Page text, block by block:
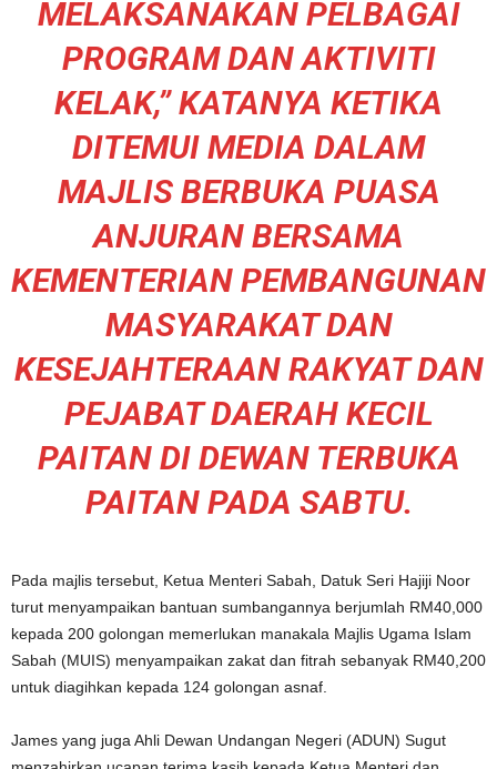
MELAKSANAKAN PELBAGAI
PROGRAM DAN AKTIVITI
KELAK,” KATANYA KETIKA
DITEMUI MEDIA DALAM
MAJLIS BERBUKA PUASA
ANJURAN BERSAMA
KEMENTERIAN PEMBANGUNAN
MASYARAKAT DAN
KESEJAHTERAAN RAKYAT DAN
PEJABAT DAERAH KECIL
PAITAN DI DEWAN TERBUKA
PAITAN PADA SABTU.
Pada majlis tersebut, Ketua Menteri Sabah, Datuk Seri Hajiji Noor
turut menyampaikan bantuan sumbangannya berjumlah RM40,000
kepada 200 golongan memerlukan manakala Majlis Ugama Islam
Sabah (MUIS) menyampaikan zakat dan fitrah sebanyak RM40,200
untuk diagihkan kepada 124 golongan asnaf.
James yang juga Ahli Dewan Undangan Negeri (ADUN) Sugut